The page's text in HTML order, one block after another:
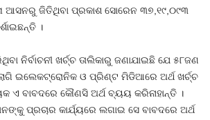
ଆସନରୁ ଜିତିଥିବା ପ୍ରକାଶ ସୋରେନ ୩୭,୧୯,୦୯୩
।
ନିର୍ବାଚନୀ ଖର୍ଚ୍ଚ ତାଲିକାରୁ ଜଣାଯାଇଛି ଯେ ୫୮ଜଣ
ଇଲେକଟ୍ରୋନିକ ଓ ପ୍ରିଣ୍ଟ ମିଡିଆରେ ଅର୍ଥ ଖର୍ଚ୍ଚ
ଏ ବାବଦରେ କୌଣସି ଅର୍ଥ ବ୍ୟୟ କରିନାହାନ୍ତି ।
ପ୍ରଚାର କାର୍ଯ୍ୟରେ ଲଗାଇ ସେ ବାବଦରେ ଅର୍ଥ